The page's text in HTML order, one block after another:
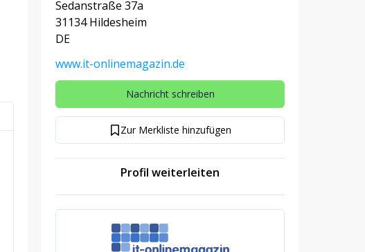
Sedanstraße 37a
31134 Hildesheim
DE
www.it-onlinemagazin.de
Nachricht schreiben
Zur Merkliste hinzufügen
Profil weiterleiten